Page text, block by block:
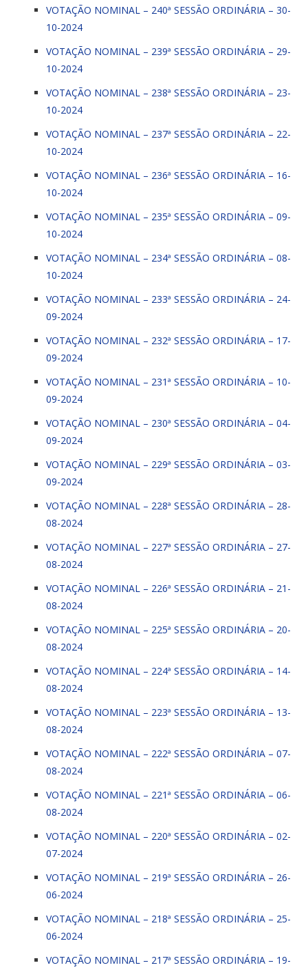
VOTAÇÃO NOMINAL – 240ª SESSÃO ORDINÁRIA – 30-
10-2024
VOTAÇÃO NOMINAL – 239ª SESSÃO ORDINÁRIA – 29-
10-2024
VOTAÇÃO NOMINAL – 238ª SESSÃO ORDINÁRIA – 23-
10-2024
VOTAÇÃO NOMINAL – 237ª SESSÃO ORDINÁRIA – 22-
10-2024
VOTAÇÃO NOMINAL – 236ª SESSÃO ORDINÁRIA – 16-
10-2024
VOTAÇÃO NOMINAL – 235ª SESSÃO ORDINÁRIA – 09-
10-2024
VOTAÇÃO NOMINAL – 234ª SESSÃO ORDINÁRIA – 08-
10-2024
VOTAÇÃO NOMINAL – 233ª SESSÃO ORDINÁRIA – 24-
09-2024
VOTAÇÃO NOMINAL – 232ª SESSÃO ORDINÁRIA – 17-
09-2024
VOTAÇÃO NOMINAL – 231ª SESSÃO ORDINÁRIA – 10-
09-2024
VOTAÇÃO NOMINAL – 230ª SESSÃO ORDINÁRIA – 04-
09-2024
VOTAÇÃO NOMINAL – 229ª SESSÃO ORDINÁRIA – 03-
09-2024
VOTAÇÃO NOMINAL – 228ª SESSÃO ORDINÁRIA – 28-
08-2024
VOTAÇÃO NOMINAL – 227ª SESSÃO ORDINÁRIA – 27-
08-2024
VOTAÇÃO NOMINAL – 226ª SESSÃO ORDINÁRIA – 21-
08-2024
VOTAÇÃO NOMINAL – 225ª SESSÃO ORDINÁRIA – 20-
08-2024
VOTAÇÃO NOMINAL – 224ª SESSÃO ORDINÁRIA – 14-
08-2024
VOTAÇÃO NOMINAL – 223ª SESSÃO ORDINÁRIA – 13-
08-2024
VOTAÇÃO NOMINAL – 222ª SESSÃO ORDINÁRIA – 07-
08-2024
VOTAÇÃO NOMINAL – 221ª SESSÃO ORDINÁRIA – 06-
08-2024
VOTAÇÃO NOMINAL – 220ª SESSÃO ORDINÁRIA – 02-
07-2024
VOTAÇÃO NOMINAL – 219ª SESSÃO ORDINÁRIA – 26-
06-2024
VOTAÇÃO NOMINAL – 218ª SESSÃO ORDINÁRIA – 25-
06-2024
VOTAÇÃO NOMINAL – 217ª SESSÃO ORDINÁRIA – 19-